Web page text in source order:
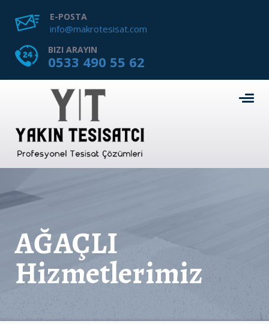
E-POSTA
info@makrotesisat.com
BIZI ARAYIN
0533 490 55 62
AĞAÇLI
Hizmetlerimiz